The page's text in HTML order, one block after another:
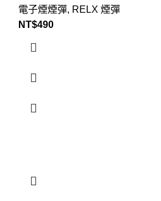
電子煙煙彈, RELX 煙彈
NT$490